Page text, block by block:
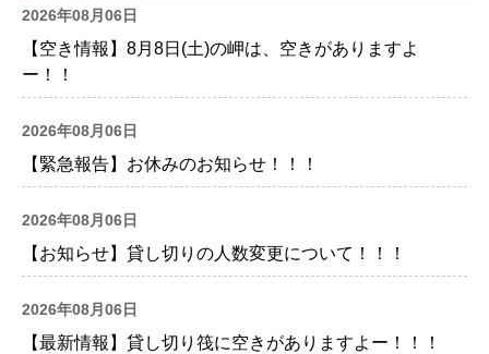
2026年08月06日
【空き情報】8月8日(土)の岬は、空きがありますよ
ー！！
2026年08月06日
【緊急報告】お休みのお知らせ！！！
2026年08月06日
【お知らせ】貸し切りの人数変更について！！！
2026年08月06日
【最新情報】貸し切り筏に空きがありますよー！！！